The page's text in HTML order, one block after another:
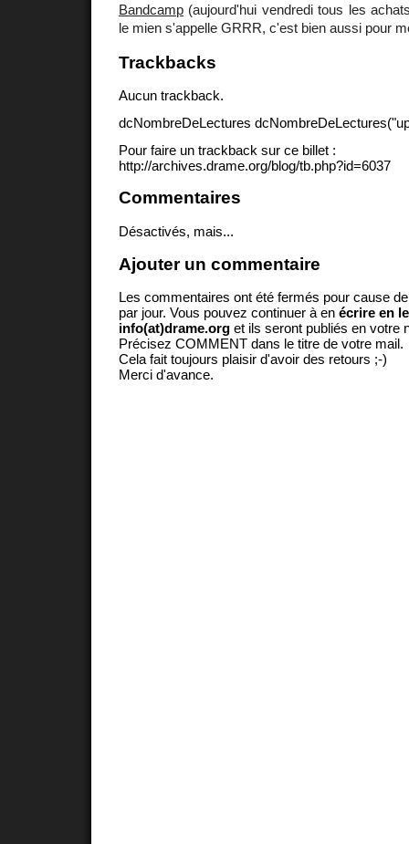
Bandcamp (aujourd'hui vendredi tous les
le mien s'appelle GRRR, c'est bien aussi pour
Trackbacks
Aucun trackback.
dcNombreDeLectures
Pour faire un trackback sur ce billet :
http://archives.drame.org/blog/tb.php?id=6037
Commentaires
Désactivés, mais...
Ajouter un commentaire
Les commentaires ont été fermés pour cause
par jour. Vous pouvez continuer à en écrire en
info(at)drame.org et ils seront publiés en votre
Précisez COMMENT dans le titre de votre mail.
Cela fait toujours plaisir d'avoir des retours ;-)
Merci d'avance.